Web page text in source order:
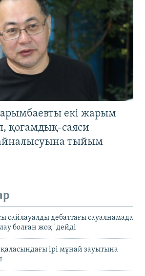
екі жарым
қоғамдық-саяси
тыйым
сайлауалды дебаттағы сауалнамада
болған жоқ" дейді
ірі мұнай зауытына